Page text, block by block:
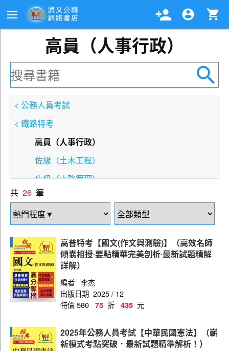
高員（人事行政）
< 公務人員考試
< 鐵路特考
高員（人事行政）
佐級（土木工程）
佐級（事務管理）
佐級（材料管理）
佐級（運輸營業）
佐級（機械工程）
佐級（機檢工程）
佐級（電力工程）
佐級（電子工程）
佐級（養路工程）
佐級（會計）
共 26 筆
高普特考【國文(作文與測驗)】（高效名師
傾囊相授‧要點精華完美剖析‧最新試題精解
詳解）
編者 李杰
出版日期 2025 / 12
特價580 75 折 435 元
2025年公務人員考試【中華民國憲法】（嶄
新模式考點突破．最新試題精準解析！）